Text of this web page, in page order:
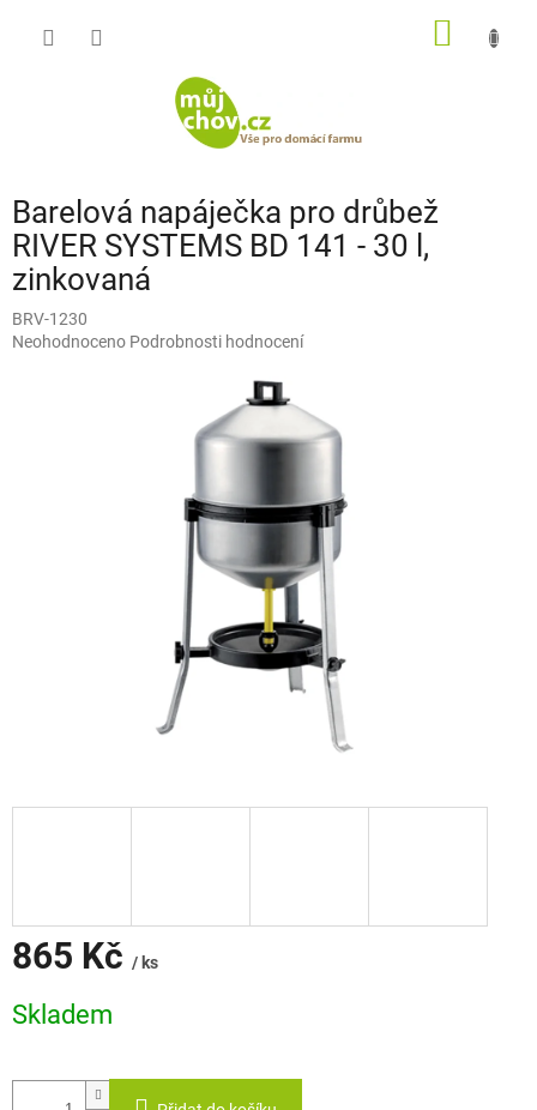
Barelová napáječka pro drůbež
RIVER SYSTEMS BD 141 - 30 l,
zinkovaná
BRV-1230
Průměrné
Neohodnoceno Podrobnosti hodnocení
865 Kč / ks
cena:
Skladem